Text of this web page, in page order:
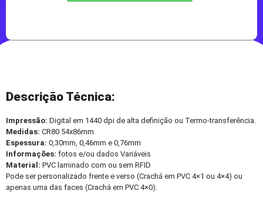
Descrição Técnica:
Impressão: Digital em 1440 dpi de alta definição ou Termo-transferência.
Medidas: CR80 54x86mm
Espessura: 0,30mm, 0,46mm e 0,76mm
Informações: fotos e/ou dados Variáveis
Material: PVC laminado com ou sem RFID
Pode ser personalizado frente e verso (Crachá em PVC 4×1 ou 4×4) ou
apenas uma das faces (Crachá em PVC 4×0).